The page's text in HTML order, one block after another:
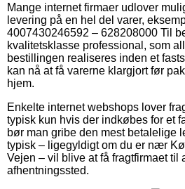
Mange internet firmaer udlover
levering på en hel del varer,
4007430246592 – 628208000 Til
kvalitetsklasse professional, som
bestillingen realiseres inden et
kan nå at få varerne klargjort før
hjem.
Enkelte internet webshops lover
typisk kun hvis der indkøbes for et
bør man gribe den mest betalelige
typisk – ligegyldigt om du er nær
Vejen – vil blive at få fragtfirmaet til
afhentningssted.